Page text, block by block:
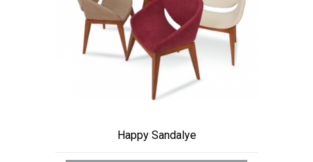
Happy Sandalye